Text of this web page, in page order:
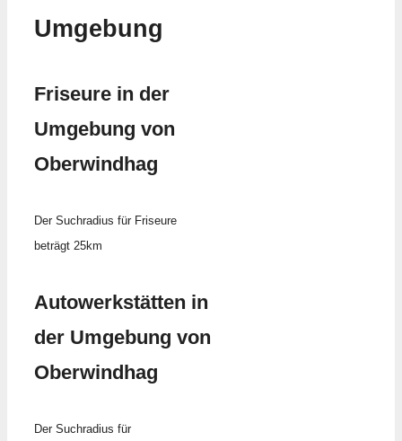
Umgebung
Friseure in der
Umgebung von
Oberwindhag
Der Suchradius für Friseure
beträgt 25km
Autowerkstätten in
der Umgebung von
Oberwindhag
Der Suchradius für